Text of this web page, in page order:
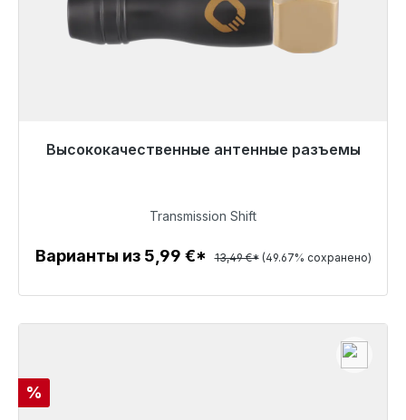
Высококачественные антенные разъемы
Готовы к немедленной отправке, срок поставки
6,79 €
Transmission Shift
Варианты из 5,99 €* 13,49 €* (49.67% сохранено)
Скидка
%